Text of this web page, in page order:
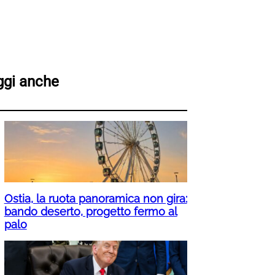
anche
Ostia, la ruota panoramica non gira:
bando deserto, progetto fermo al
palo